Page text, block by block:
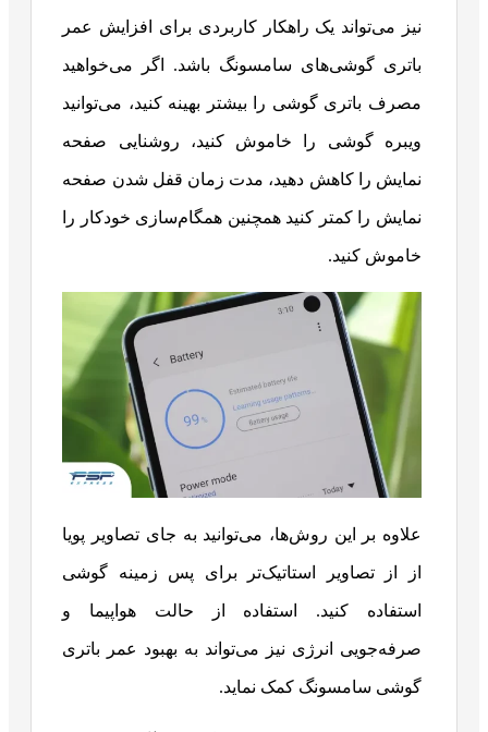
نیز می‌تواند یک راهکار کاربردی برای افزایش عمر
باتری گوشی‌های سامسونگ باشد. اگر می‌خواهید
مصرف باتری گوشی را بیشتر بهینه کنید، می‌توانید
ویبره گوشی را خاموش کنید، روشنایی صفحه
نمایش را کاهش دهید، مدت زمان قفل شدن صفحه
نمایش را کمتر کنید همچنین همگام‌سازی خودکار را
خاموش کنید.
علاوه بر این روش‌ها، می‌توانید به جای تصاویر پویا
از از تصاویر استاتیک‌تر برای پس زمینه گوشی
استفاده کنید. استفاده از حالت هواپیما و
صرفه‌جویی انرژی نیز می‌تواند به بهبود عمر باتری
گوشی سامسونگ کمک نماید.